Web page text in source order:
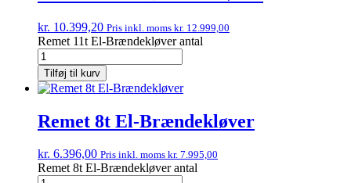
kr. 10.399,20 Pris inkl. moms kr. 12.999,00
Remet 11t El-Brændekløver antal
Tilføj til kurv
Remet 8t El-Brændekløver
kr. 6.396,00 Pris inkl. moms kr. 7.995,00
Remet 8t El-Brændekløver antal